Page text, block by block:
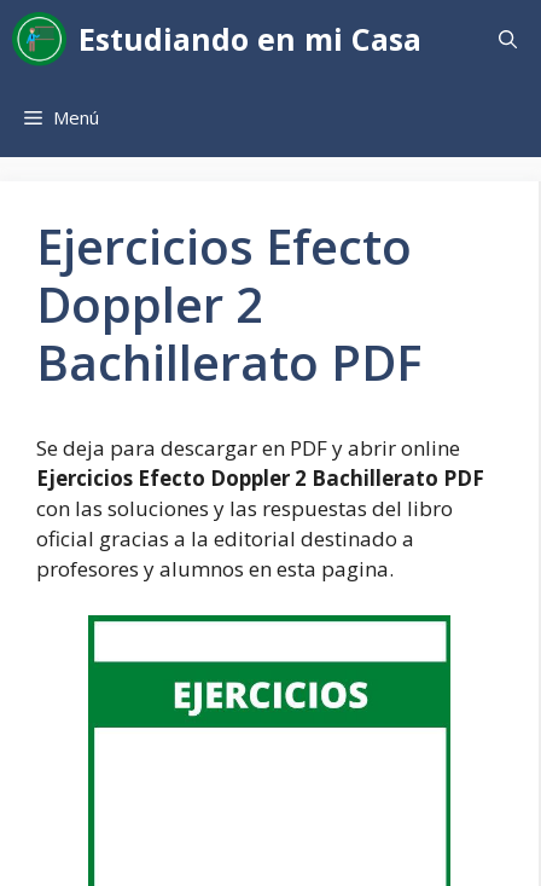
Saltar
al
contenido
Estudiando en mi Casa
Menú
Ejercicios Efecto
Doppler 2
Bachillerato PDF
Se deja para descargar en PDF y abrir online
Ejercicios Efecto Doppler 2 Bachillerato PDF
con las soluciones y las respuestas del libro
oficial gracias a la editorial destinado a
profesores y alumnos en esta pagina.